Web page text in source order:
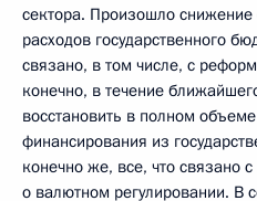
сектора. Произошло
расходов государственного
связано, в том числе, с
конечно, в течение
восстановить в полном
финансирования из
конечно же, все, что связано
о валютном регулировании. В